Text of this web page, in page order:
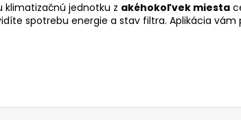
jednotku z akéhokoľvek miesta
spotrebu energie a stav filtra. Aplikácia vám